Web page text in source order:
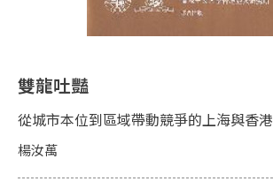
雙龍吐豔
從城市本位到區域帶動競爭的上海與香港
楊汝萬